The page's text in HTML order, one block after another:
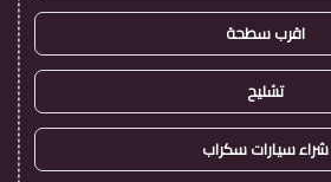
اقرب سطحة
تشليح
شراء سيارات سكراب